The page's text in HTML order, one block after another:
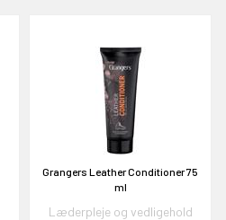
Grangers Leather Conditioner 75
ml
Læderpleje og vedligehold